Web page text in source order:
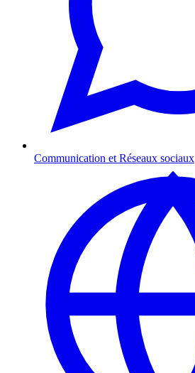
Communication et Réseaux sociaux